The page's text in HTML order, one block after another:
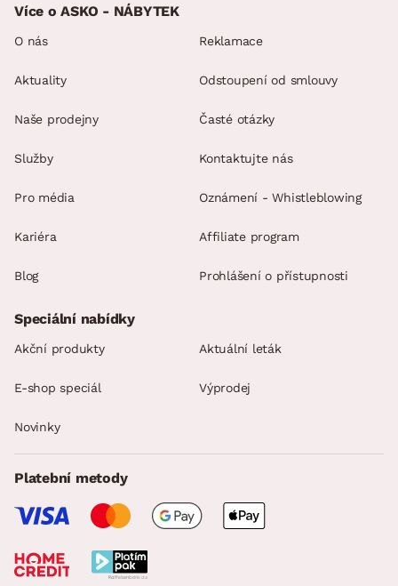
Více o ASKO - NÁBYTEK
O nás
Aktuality
Naše prodejny
Služby
Pro média
Kariéra
Blog
Reklamace
Odstoupení od smlouvy
Časté otázky
Kontaktujte nás
Oznámení - Whistleblowing
Affiliate program
Prohlášení o přístupnosti
Speciální nabídky
Akční produkty Aktuální leták
E-shop speciál Výprodej
Novinky
Platební metody